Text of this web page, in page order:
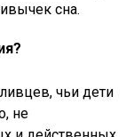
сна.
чьи дети
не